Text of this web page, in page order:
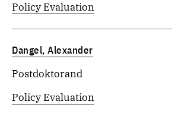
Policy Evaluation
Dangel, Alexander
Postdoktorand
Policy Evaluation